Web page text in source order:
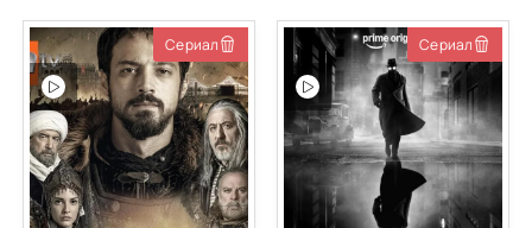
Сериал Сериал